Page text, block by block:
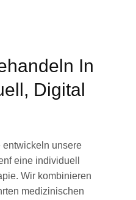
In
Digital
entwickeln unsere
eine individuell
Wir kombinieren
medizinischen